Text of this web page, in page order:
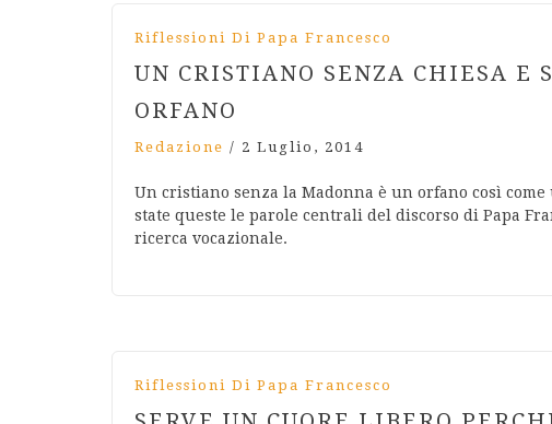
Riflessioni Di Papa Francesco
UN CRISTIANO SENZA CHIESA E
ORFANO
Redazione / 2 Luglio, 2014
Un cristiano senza la Madonna è un orfano così
state queste le parole centrali del discorso di Papa
ricerca vocazionale.
Riflessioni Di Papa Francesco